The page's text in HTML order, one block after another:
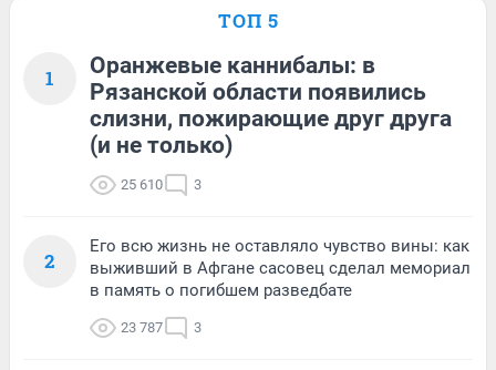
ТОП 5
1
Оранжевые каннибалы: в
Рязанской области появились
слизни, пожирающие друг друга
(и не только)
25 610 3
2
Его всю жизнь не оставляло чувство вины: как
выживший в Афгане сасовец сделал мемориал
в память о погибшем разведбате
23 787 3